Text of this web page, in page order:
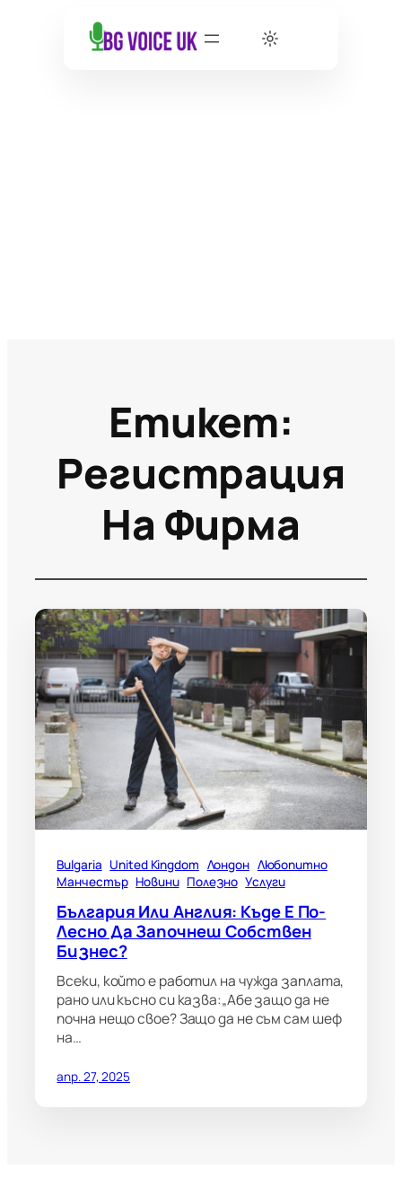
Етикет:
Регистрация
На Фирма
Bulgaria United Kingdom Лондон Любопитно
Манчестър Новини Полезно Услуги
България Или Англия: Къде Е По-
Лесно Да Започнеш Собствен
Бизнес?
Всеки, който е работил на чужда заплата,
рано или късно си казва:„Абе защо да не
почна нещо свое? Защо да не съм сам шеф
на…
апр. 27, 2025